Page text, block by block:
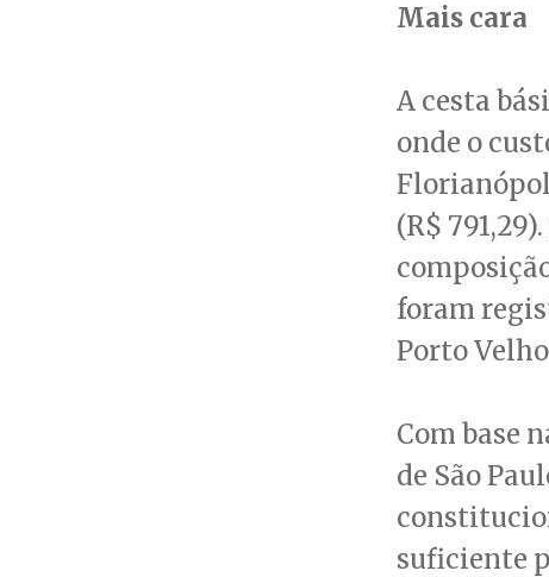
Mais cara
A cesta
onde o
(R$
foram
Porto Velho
Com base
de São
suficiente